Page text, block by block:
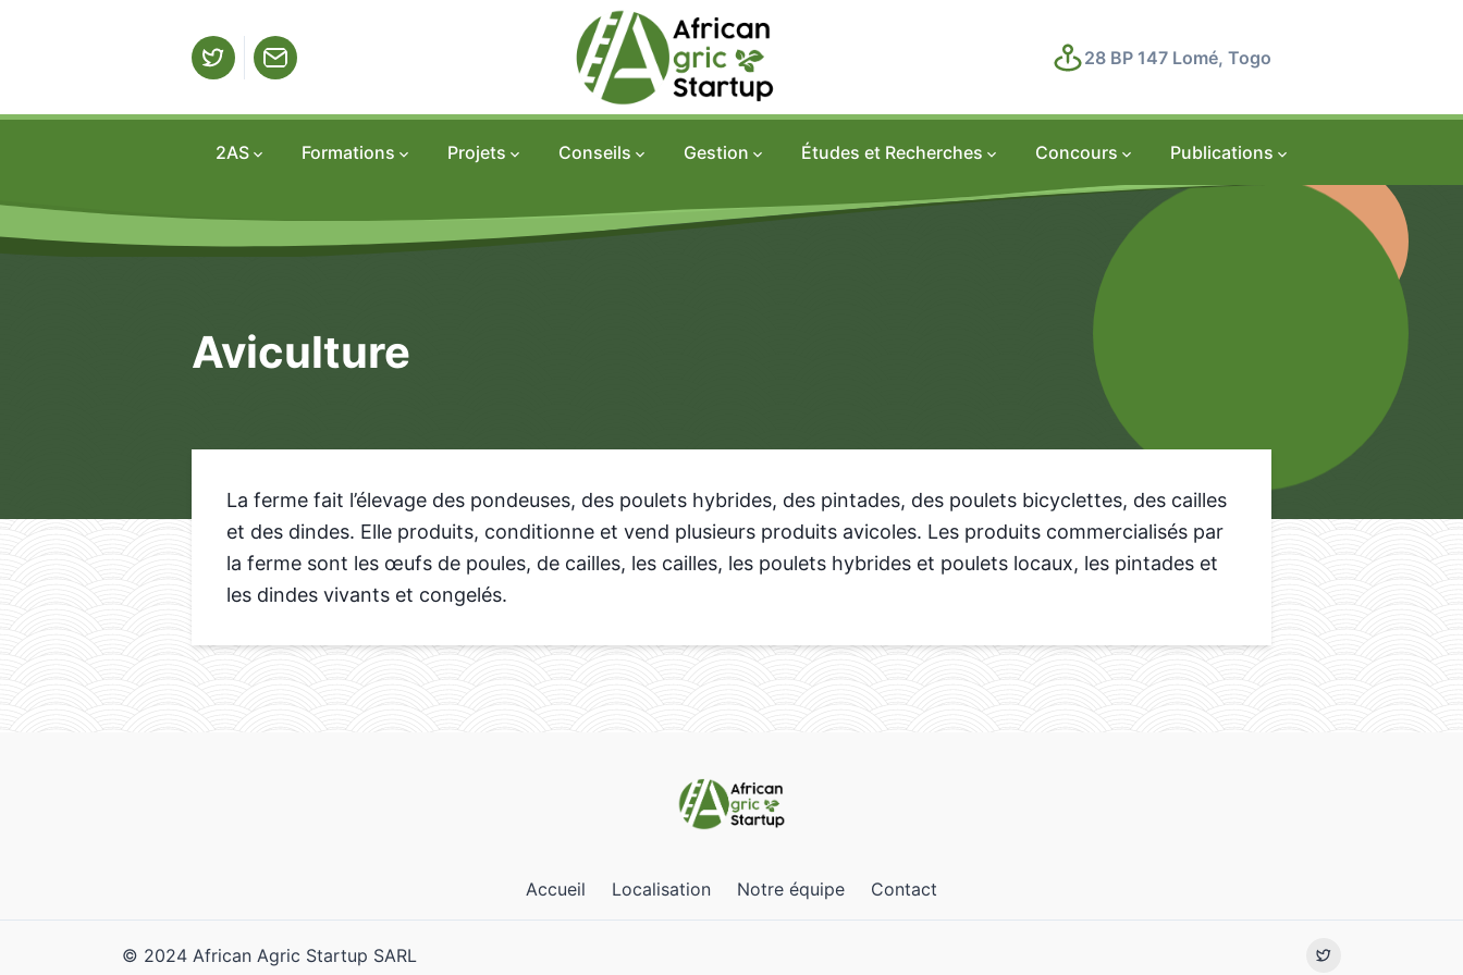
28 BP 147 Lomé, Togo
2AS Formations Projets Conseils Gestion Études et Recherches Concours Publications
Conseils
Aviculture
La ferme fait l’élevage des pondeuses, des poulets hybrides, des pintades, des poulets bicyclettes, des cailles
et des dindes. Elle produits, conditionne et vend plusieurs produits avicoles. Les produits commercialisés par
la ferme sont les œufs de poules, de cailles, les cailles, les poulets hybrides et poulets locaux, les pintades et
les dindes vivants et congelés.
Accueil Localisation Notre équipe Contact
© 2024 African Agric Startup SARL
Twitter